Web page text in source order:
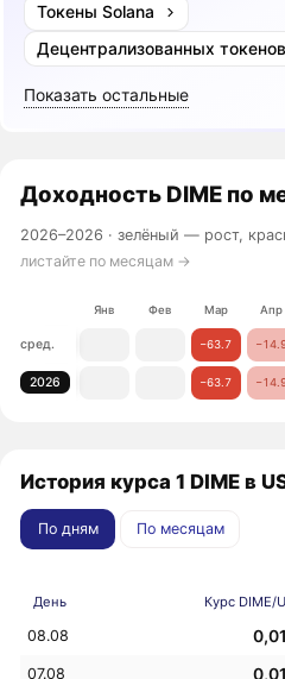
Токены Solana
Децентрализованных
Показать остальные
Доходность DIME по
2026–2026 ·зелёный — рост,
листайте по месяцам →
Янв Фев Мар Апр
сред. −63.7
2026 −63.7
История курса 1 DIME в
По дням По месяцам
День Курс DIME/
08.08
07.08